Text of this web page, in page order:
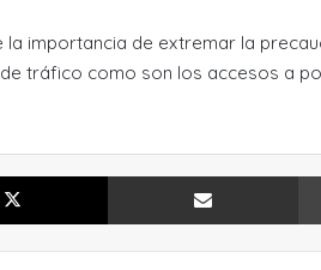
importancia de extremar la
tráfico como son los accesos a
X Compartir